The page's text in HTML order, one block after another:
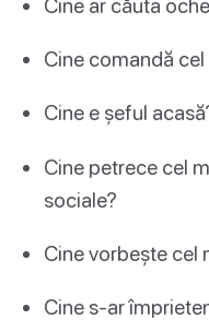
Cine comandă cel
Cine e șeful
Cine petrece cel
sociale?
Cine vorbește cel
Cine s-ar